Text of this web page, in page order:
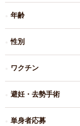
年齢
性別
ワクチン
避妊・去勢手術
単身者応募